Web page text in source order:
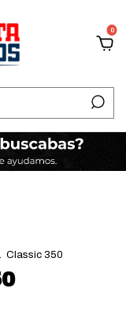
0
. Classic 350